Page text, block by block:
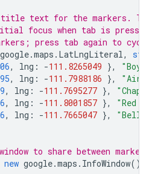
text for the markers.
focus when tab is
press tab again to
google.maps . LatLngLiteral ,
, lng : -111.8265049 },
, lng : -111.7988186 },
, lng : -111.7695277 },
, lng : -111.8001857 },
"Red
, lng : -111.7665047 },
"Bell
to share between
new google.maps . InfoWindow();